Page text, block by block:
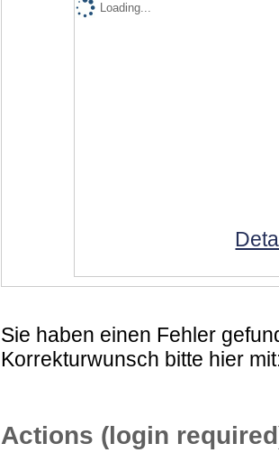
Loading...
Sie haben einen Fehler
Korrekturwunsch bitte hier
Actions (login